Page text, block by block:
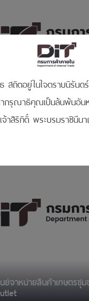
ลดราคาปุ๋ยและเคมีเกษต
ย์จาหน่ายสินค้าเกษตรชุ
ธ สถิตอยู่ในใจตราบนิรันด
กรุณาธิคุณเป็นล้นพ้นอัน
จ้าสิริกิติ์ พระบรมราชินีน